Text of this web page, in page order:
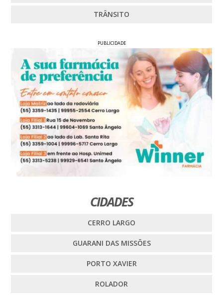
TRÂNSITO
PUBLICIDADE
CIDADES
CERRO LARGO
GUARANI DAS MISSÕES
PORTO XAVIER
ROLADOR